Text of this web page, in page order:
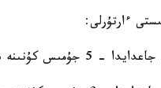
ءارتۇرلى:
كۇنىنە دەيىن؛